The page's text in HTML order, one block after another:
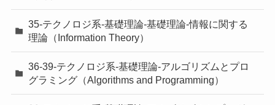
35-テクノロジ系-基礎理論-基礎理論-情報に関する
理論（Information Theory）
36-39-テクノロジ系-基礎理論-アルゴリズムとプロ
グラミング（Algorithms and Programming）